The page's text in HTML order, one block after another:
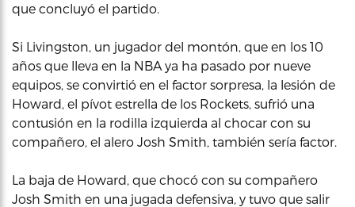
que concluyó el partido.
Si Livingston, un jugador del montón, que en los 10
años que lleva en la NBA ya ha pasado por nueve
equipos, se convirtió en el factor sorpresa, la lesión de
Howard, el pívot estrella de los Rockets, sufrió una
contusión en la rodilla izquierda al chocar con su
compañero, el alero Josh Smith, también sería factor.
La baja de Howard, que chocó con su compañero
Josh Smith en una jugada defensiva, y tuvo que salir